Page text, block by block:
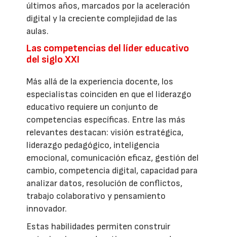
últimos años, marcados por la aceleración
digital y la creciente complejidad de las
aulas.
Las competencias del líder educativo
del siglo XXI
Más allá de la experiencia docente, los
especialistas coinciden en que el liderazgo
educativo requiere un conjunto de
competencias específicas. Entre las más
relevantes destacan: visión estratégica,
liderazgo pedagógico, inteligencia
emocional, comunicación eficaz, gestión del
cambio, competencia digital, capacidad para
analizar datos, resolución de conflictos,
trabajo colaborativo y pensamiento
innovador.
Estas habilidades permiten construir